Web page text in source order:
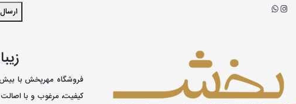
ارسال
کيفيت، مرغوب و با